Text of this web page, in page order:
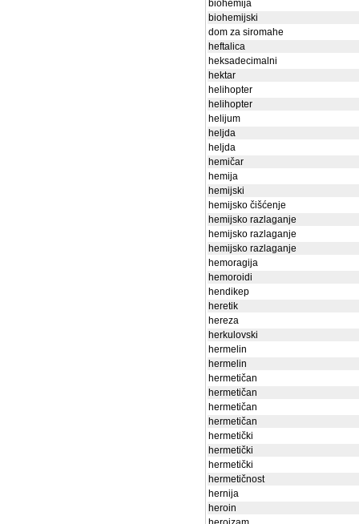
biohemija
biohemijski
dom za siromahe
heftalica
heksadecimalni
hektar
helihopter
helihopter
helijum
heljda
heljda
hemičar
hemija
hemijski
hemijsko čišćenje
hemijsko razlaganje
hemijsko razlaganje
hemijsko razlaganje
hemoragija
hemoroidi
hendikep
heretik
hereza
herkulovski
hermelin
hermelin
hermetičan
hermetičan
hermetičan
hermetičan
hermetički
hermetički
hermetički
hermetičnost
hernija
heroin